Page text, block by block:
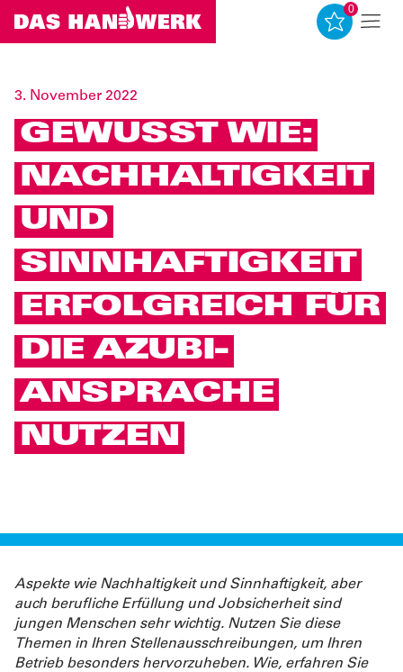
0
3. November 2022
GEWUSST WIE:
NACHHALTIGKEIT
UND
SINNHAFTIGKEIT
ERFOLGREICH FÜR
DIE AZUBI-
ANSPRACHE
NUTZEN
Aspekte wie Nachhaltigkeit und Sinnhaftigkeit, aber
auch berufliche Erfüllung und Jobsicherheit sind
jungen Menschen sehr wichtig. Nutzen Sie diese
Themen in Ihren Stellenausschreibungen, um Ihren
Betrieb besonders hervorzuheben. Wie, erfahren Sie